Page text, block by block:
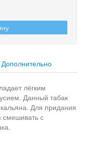
Дополнительно
лёгким
Данный табак
Для придания
смешивать с